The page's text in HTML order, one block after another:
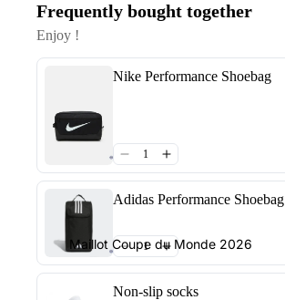
Maillot Coupe du Monde 2026
Frequently bought together
Enjoy !
Nike Performance Shoebag
Adidas Performance Shoebag
Non-slip socks